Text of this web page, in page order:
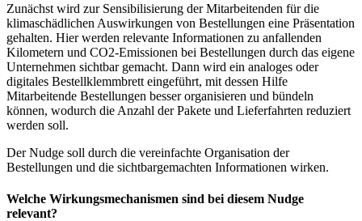
Zunächst wird zur Sensibilisierung der Mitarbeitenden für die
klimaschädlichen Auswirkungen von Bestellungen eine Präsentation
gehalten. Hier werden relevante Informationen zu anfallenden
Kilometern und CO2-Emissionen bei Bestellungen durch das eigene
Unternehmen sichtbar gemacht. Dann wird ein analoges oder
digitales Bestellklemmbrett eingeführt, mit dessen Hilfe
Mitarbeitende Bestellungen besser organisieren und bündeln
können, wodurch die Anzahl der Pakete und Lieferfahrten reduziert
werden soll.
Der Nudge soll durch die vereinfachte Organisation der
Bestellungen und die sichtbargemachten Informationen wirken.
Welche Wirkungsmechanismen sind bei diesem Nudge
relevant?